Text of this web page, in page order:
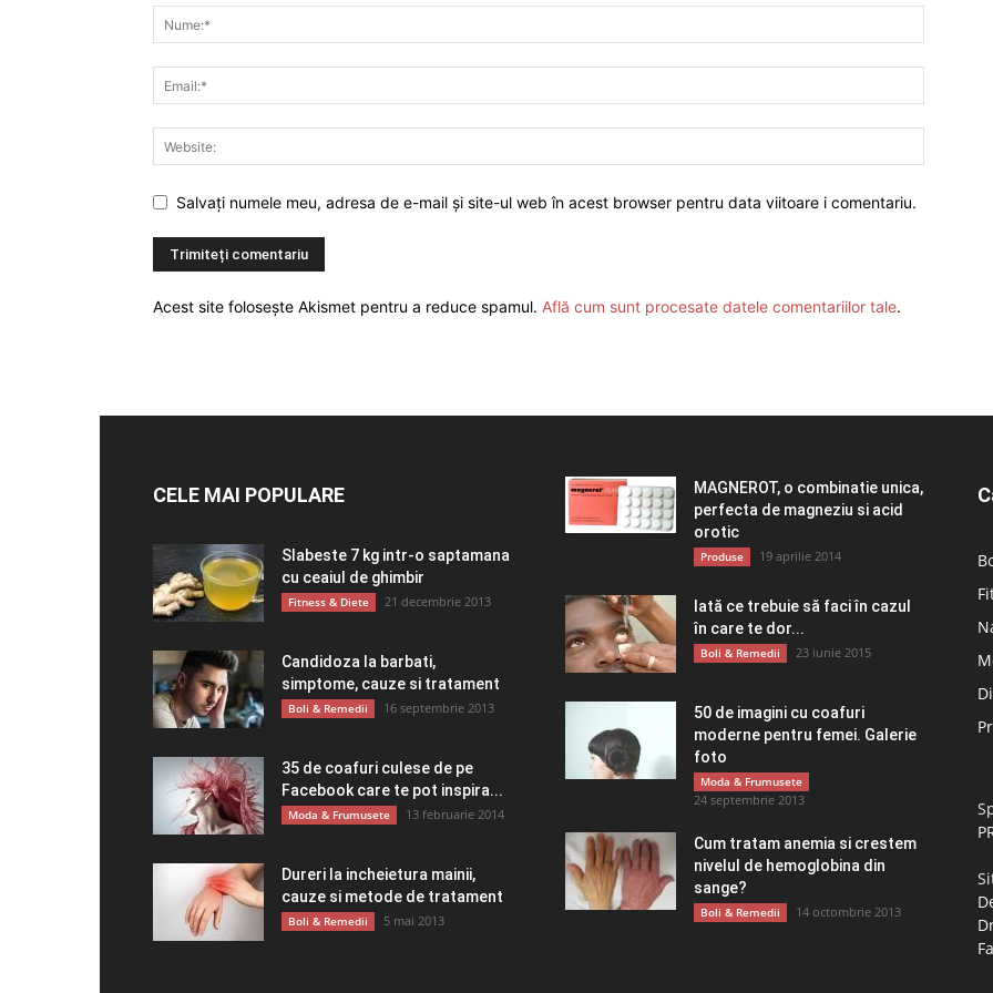
Salvați numele meu, adresa de e-mail și site-ul web în acest browser pentru data viitoare i comentariu.
Acest site folosește Akismet pentru a reduce spamul. Află cum sunt procesate datele comentariilor tale.
CELE MAI POPULARE
Slabeste 7 kg intr-o saptamana
cu ceaiul de ghimbir
Fitness & Diete 21 decembrie 2013
Candidoza la barbati,
simptome, cauze si tratament
Boli & Remedii 16 septembrie 2013
35 de coafuri culese de pe
Facebook care te pot inspira...
Moda & Frumusete 13 februarie 2014
Dureri la incheietura mainii,
cauze si metode de tratament
Boli & Remedii 5 mai 2013
MAGNEROT, o combinatie unica,
perfecta de magneziu si acid
orotic
Produse 19 aprilie 2014
Iată ce trebuie să faci în cazul
în care te dor...
Boli & Remedii 23 iunie 2015
50 de imagini cu coafuri
moderne pentru femei. Galerie
foto
Moda & Frumusete
24 septembrie 2013
Cum tratam anemia si crestem
nivelul de hemoglobina din
sange?
Boli & Remedii 14 octombrie 2013